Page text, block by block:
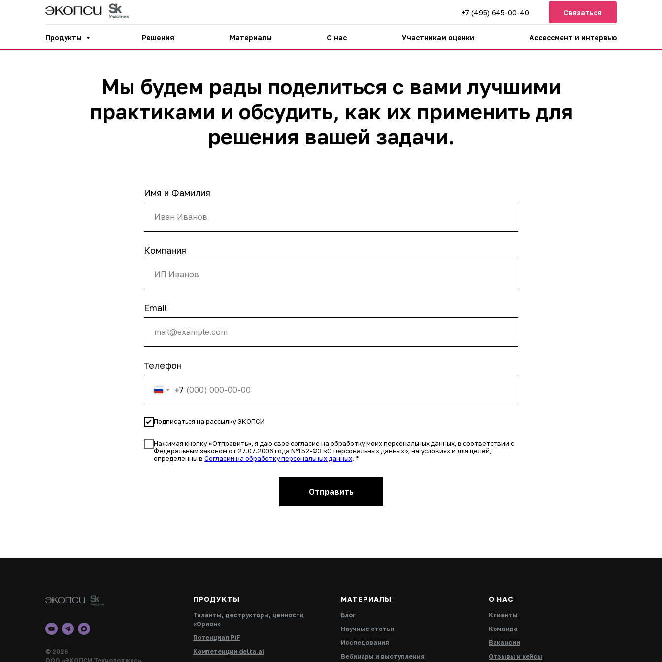
+7 (495) 645-00-40 Связаться
Продукты Решения Материалы О нас Участникам оценки Ассессмент и интервью
Мы будем рады поделиться с вами лучшими
практиками и обсудить, как их применить для
решения вашей задачи.
Имя и Фамилия
Компания
Email
Телефон
+7
Подписаться на рассылку ЭКОПСИ
Нажимая кнопку «Отправить», я даю свое согласие на обработку моих персональных данных, в соответствии с
Федеральным законом от 27.07.2006 года Nº152-ФЗ «О персональных данных», на условиях и для целей,
определенны в Согласии на обработку персональных данных. *
Отправить
© 2026
ООО «ЭКОПСИ Текнолоджис»
ПРОДУКТЫ
Таланты, деструкторы, ценности
«Орион»
Потенциал PiF
Компетенции delta.ai
МАТЕРИАЛЫ
Блог
Научные статьи
Исследования
Вебинары и выступления
О НАС
Клиенты
Команда
Вакансии
Отзывы и кейсы